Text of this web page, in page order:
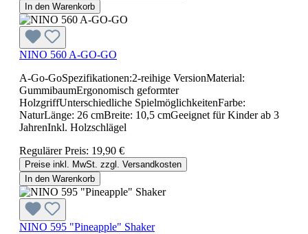
In den Warenkorb
NINO 560 A-GO-GO
A-Go-GoSpezifikationen:2-reihige VersionMaterial:
GummibaumErgonomisch geformter
HolzgriffUnterschiedliche SpielmöglichkeitenFarbe:
NaturLänge: 26 cmBreite: 10,5 cmGeeignet für Kinder ab 3
JahrenInkl. Holzschlägel
Regulärer Preis: 19,90 €
Preise inkl. MwSt. zzgl. Versandkosten
In den Warenkorb
NINO 595 "Pineapple" Shaker